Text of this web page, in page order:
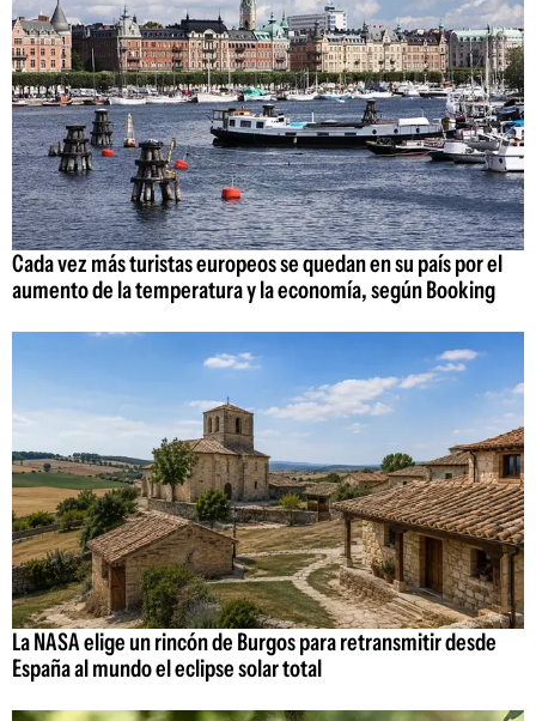
Cada vez más turistas europeos se quedan en su país por el
aumento de la temperatura y la economía, según Booking
La NASA elige un rincón de Burgos para retransmitir desde
España al mundo el eclipse solar total